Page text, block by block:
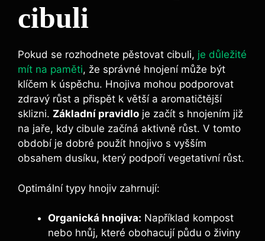
cibuli
Pokud se rozhodnete pěstovat‌ cibuli, je důležité
mít na paměti, že správné hnojení může být
klíčem ⁤k úspěchu. Hnojiva ⁢mohou podporovat
zdravý růst a přispět ‌k větší⁤ a aromatičtější⁣
sklizni. Základní pravidlo je začít s hnojením již
⁤na jaře, kdy ​cibule⁢ začíná‌ aktivně růst. V tomto
období ‍je ⁣dobré ⁣použít⁢ hnojivo s vyšším
‍obsahem dusíku, který podpoří vegetativní růst.
Optimální typy hnojiv ⁤zahrnují:
Organická ‍hnojiva: Například kompost
nebo​ hnůj, ⁣které obohacují půdu o živiny